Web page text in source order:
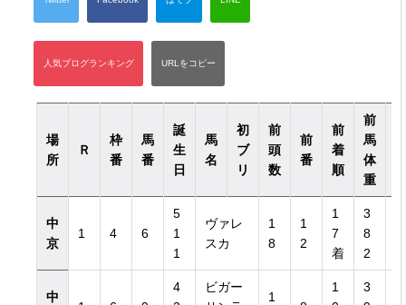
場
所
Ｒ
枠
番
馬
番
誕
生
日
馬
名
初
ブ
リ
前
頭
数
前
番
前
着
順
前
馬
体
重
中
京
1 4 6
5
1
1
ヴァレ
スカ
1
8
1
2
1
7
着
3
8
2
中
4
ビガー
1
1
3